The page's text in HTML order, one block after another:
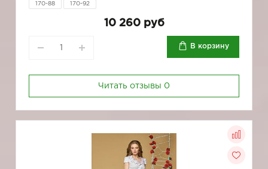
170-88 170-92
10 260 руб
В корзину
Читать отзывы 0